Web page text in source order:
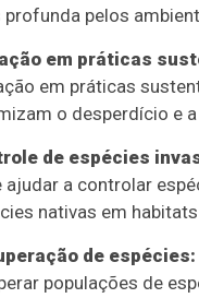
profunda pelos
em práticas
em práticas
o desperdício e
de espécies
ajudar a controlar
nativas em
de espécies:
populações de